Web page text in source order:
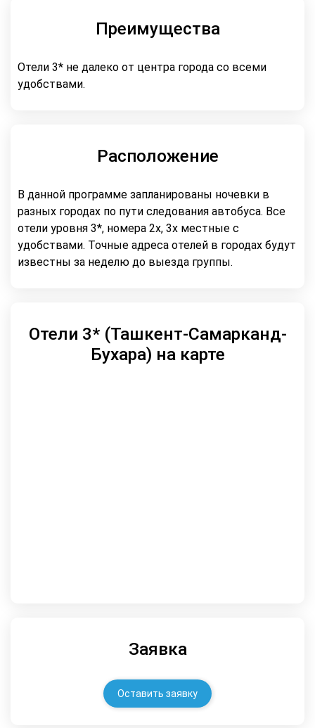
Преимущества
Отели 3* не далеко от центра города со всеми
удобствами.
Расположение
В данной программе запланированы ночевки в
разных городах по пути следования автобуса. Все
отели уровня 3*, номера 2х, 3х местные с
удобствами. Точные адреса отелей в городах будут
известны за неделю до выезда группы.
Отели 3* (Ташкент-Самарканд-
Бухара) на карте
Заявка
Оставить заявку